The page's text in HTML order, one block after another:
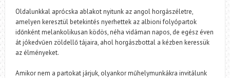
Oldalunkkal aprócska ablakot nyitunk az angol horgászéletre,
amelyen keresztül betekintés nyerhettek az albioni folyópartok
időnként melankolikusan ködös, néha vidáman napos, de egész éven
át jókedvűen zöldellő tájaira, ahol horgászbottal a kézben keressük
az élményeket.
Amikor nem a partokat járjuk, olyankor műhelymunkákra invitálunk